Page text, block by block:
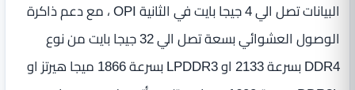
البيانات تصل الي 4 جيجا بايت في الثانية OPI ، مع دعم ذاكرة
الوصول العشوائي بسعة تصل الي 32 جيجا بايت من نوع
DDR4 بسرعة 2133 او LPDDR3 بسرعة 1866 ميجا هيرتز او